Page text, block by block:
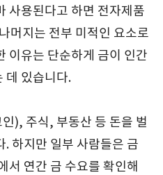
사용된다고 하면 전자제품
머지는 전부 미적인 요소로
이유는 단순하게 금이 인간
데 있습니다.
), 주식, 부동산 등 돈을 벌
. 하지만 일부 사람들은 금
서 연간 금 수요를 확인해